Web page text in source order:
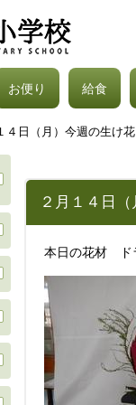
お便り 給食
４日（月）今週の生
２月１４日
本日の花材 ド